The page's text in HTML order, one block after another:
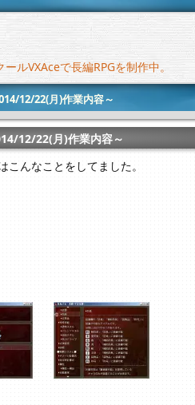
ルVXAceで長編RPGを制作中。
12/22(月)作業内容～
12/22(月)作業内容～
んなことをしてました。